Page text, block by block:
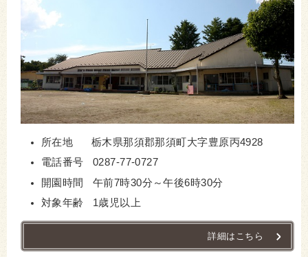
所在地 栃木県那須郡那須町大字豊原丙4928
電話番号 0287-77-0727
開園時間 午前7時30分～午後6時30分
対象年齢 1歳児以上
詳細はこちら